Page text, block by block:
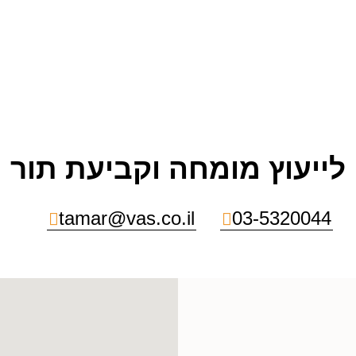
לייעוץ מומחה וקביעת תור
03-5320044
tamar@vas.co.il